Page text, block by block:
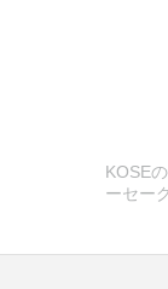
KOSE
ーセー